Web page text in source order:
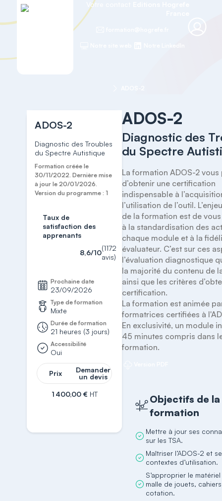
Votre contact
ADOS-2
Diagnostic des Troubles
du Spectre Autistique
Formation créée le
30/11/2022. Dernière mise
à jour le 20/01/2026.
Version du programme : 1
Taux de
satisfaction des
apprenants
8,6/10
(1172
avis)
Prochaine date
23/09/2026
Type de formation
Mixte
Durée de formation
21 heures (3 jours)
Accessibilité
Oui
Prix
Demander
un devis
1 400,00 € HT
ADOS-2
Diagnostic des
du Spectre
La formation ADOS-2
d’obtenir une certification
indispensable à
l’utilisation de l’outil.
de la formation est de
à la standardisation des
chaque module et à la
évaluateur. C’est sur ces
l’évaluation diagnostique
la majorité du contenu de
ainsi que les critères
certification.
La formation est animée
formatrices certifiées à
En exclusivité, un module
45 minutes compris dans
formation.
Objectifs de la
formation
Mettre à jour ses
sur les TSA.
Maîtriser l’ADOS-2 et
contextes d’utilisation.
S’approprier le
malle de jouets,
cotation.